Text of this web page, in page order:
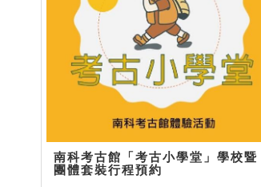
南科考古館「考古小學堂」學校暨
團體套裝行程預約